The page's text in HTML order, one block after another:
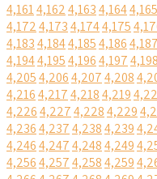
4,1614,1624,1634,1644,165
4,1724,1734,1744,175
4,1834,1844,1854,1864,187
4,1944,1954,1964,1974,198
4,2054,2064,2074,208
4,2164,2174,2184,219
4,2264,2274,2284,229
4,2364,2374,2384,239
4,2464,2474,2484,249
4,2564,2574,2584,259